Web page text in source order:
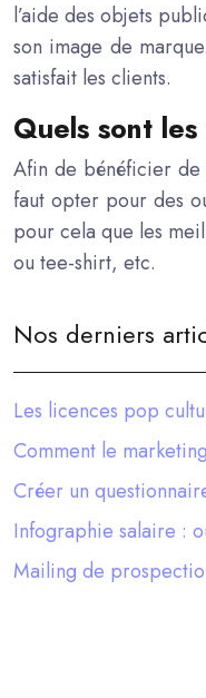
l’aide desobjets
son image de
satisfait les clients.
Quels sont
Afin de bénéficier de
faut opter pour des
pour cela que les
ou tee-shirt, etc.
Nos derniers
Les licences pop
Comment le
Créer un
Infographie salaire :
Mailing de